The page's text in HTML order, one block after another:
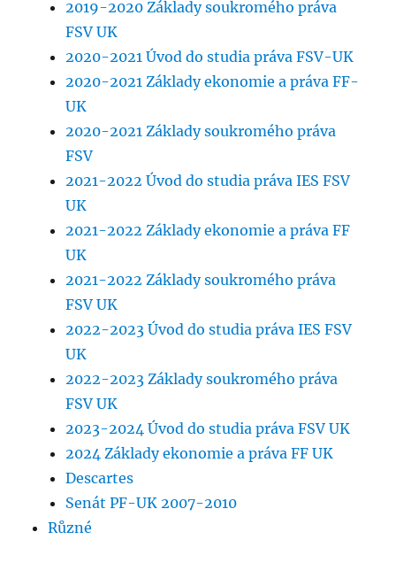
2019-2020 Základy soukromého práva
FSV UK
2020-2021 Úvod do studia práva FSV-UK
2020-2021 Základy ekonomie a práva FF-
UK
2020-2021 Základy soukromého práva
FSV
2021-2022 Úvod do studia práva IES FSV
UK
2021-2022 Základy ekonomie a práva FF
UK
2021-2022 Základy soukromého práva
FSV UK
2022-2023 Úvod do studia práva IES FSV
UK
2022-2023 Základy soukromého práva
FSV UK
2023-2024 Úvod do studia práva FSV UK
2024 Základy ekonomie a práva FF UK
Descartes
Senát PF-UK 2007-2010
Různé